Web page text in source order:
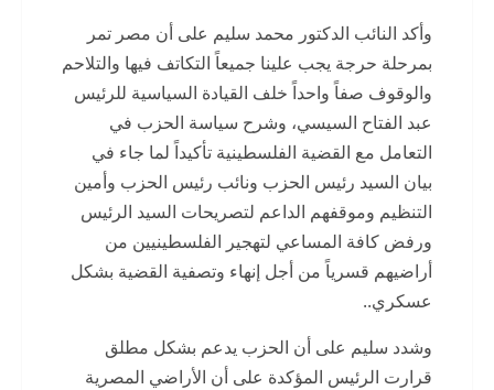
وأكد النائب الدكتور محمد سليم على أن مصر تمر
بمرحلة حرجة يجب علينا جميعاً التكاتف فيها والتلاحم
والوقوف صفاً واحداً خلف القيادة السياسية للرئيس
عبد الفتاح السيسي، وشرح سياسة الحزب في
التعامل مع القضية الفلسطينية تأكيداً لما جاء في
بيان السيد رئيس الحزب ونائب رئيس الحزب وأمين
التنظيم وموقفهم الداعم لتصريحات السيد الرئيس
ورفض كافة المساعي لتهجير الفلسطينيين من
أراضيهم قسرياً من أجل إنهاء وتصفية القضية بشكل
عسكري..
وشدد سليم على أن الحزب يدعم بشكل مطلق
قرارت الرئيس المؤكدة على أن الأراضي المصرية